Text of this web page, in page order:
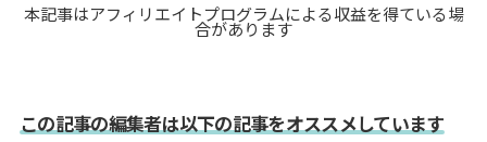
本記事はアフィリエイトプログラムによる収益を得ている場
合があります
この記事の編集者は以下の記事をオススメしています